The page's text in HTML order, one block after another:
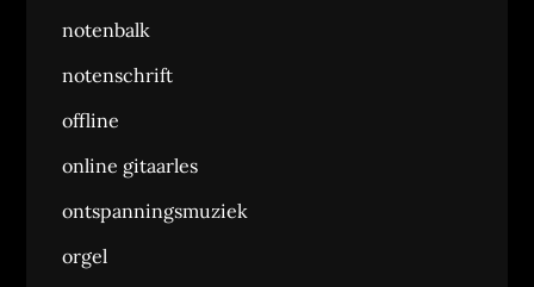
notenbalk
notenschrift
offline
online gitaarles
ontspanningsmuziek
orgel